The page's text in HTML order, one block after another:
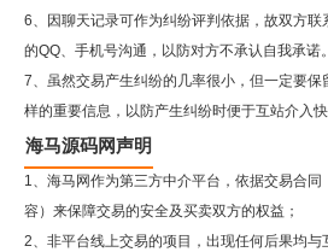
6、因聊天记录可作为纠纷评判依据，故双方联
的QQ、手机号沟通，以防对方不承认自我承诺。
7、虽然交易产生纠纷的几率很小，但一定要
样的重要信息，以防产生纠纷时便于互站介入快
海马源码网声明
1、海马网作为第三方中介平台，依据交易合
容）来保障交易的安全及买卖双方的权益；
2、非平台线上交易的项目，出现任何后果均与